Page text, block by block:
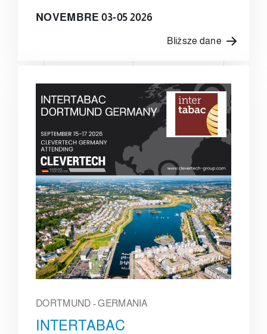
NOVEMBRE 03-05 2026
Bliższe dane
DORTMUND - GERMANIA
INTERTABAC